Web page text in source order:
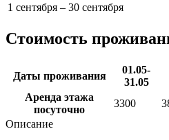
1 сентября – 30 сентября
Стоимость
Даты проживания
01.05-
31.05
Аренда этажа
посуточно
3300
Описание